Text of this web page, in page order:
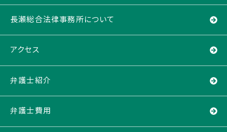
長瀬総合法律事務所について
アクセス
弁護士紹介
弁護士費用